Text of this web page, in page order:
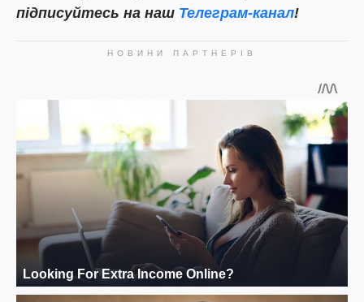
підписуйтесь на наш Телеграм-канал!